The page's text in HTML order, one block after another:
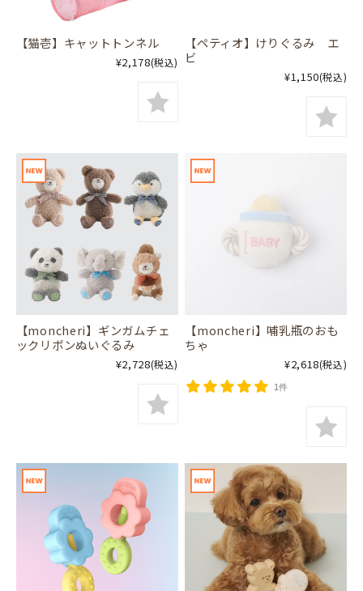
【猫壱】キャットトンネル
¥2,178(税込)
【ペティオ】けりぐるみ エ
ビ
¥1,150(税込)
【moncheri】ギンガムチェ
ックリボンぬいぐるみ
¥2,728(税込)
【moncheri】哺乳瓶のおも
ちゃ
¥2,618(税込)
1件